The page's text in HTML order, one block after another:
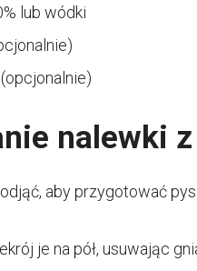
lub wódki
nalewki
aby przygotować
je na pół, usuwając